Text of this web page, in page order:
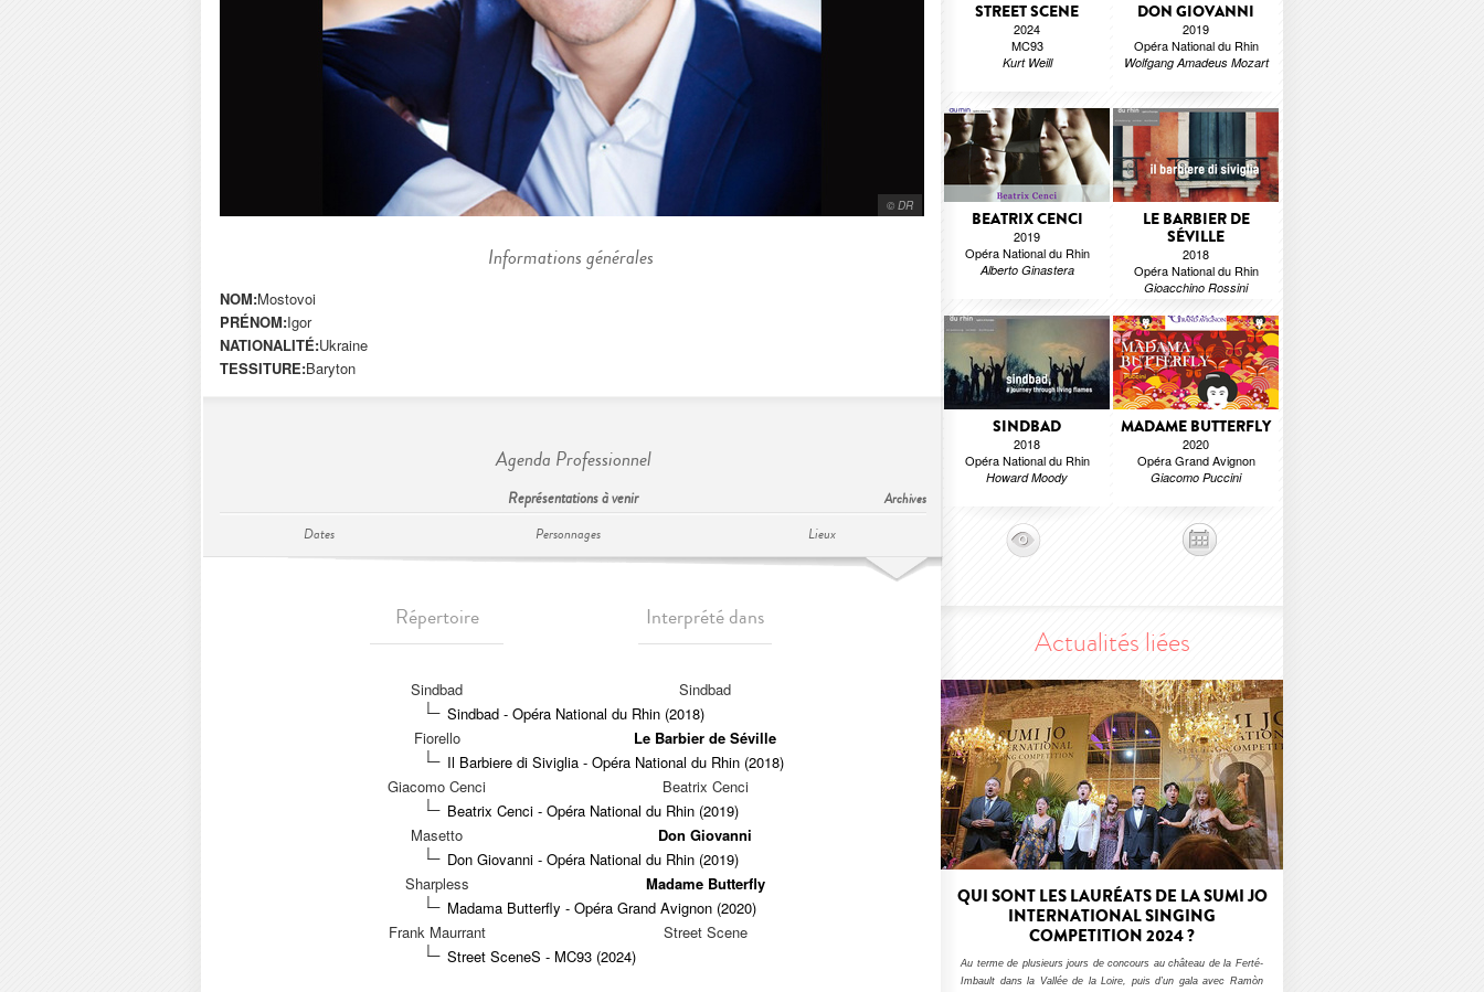
© DR
Informations générales
NOM:Mostovoi
PRÉNOM:Igor
NATIONALITÉ:Ukraine
TESSITURE:Baryton
Agenda Professionnel
Représentations à venir Archives
Dates Personnages Lieux
Répertoire Interprété dans
Sindbad
Sindbad
Sindbad - Opéra National du Rhin (2018)
Fiorello
Le Barbier de Séville
Il Barbiere di Siviglia - Opéra National du Rhin (2018)
Giacomo Cenci
Beatrix Cenci
Beatrix Cenci - Opéra National du Rhin (2019)
Masetto
Don Giovanni
Don Giovanni - Opéra National du Rhin (2019)
Sharpless
Madame Butterfly
Madama Butterfly - Opéra Grand Avignon (2020)
Frank Maurrant
Street Scene
Street SceneS - MC93 (2024)
STREET SCENE
2024
MC93
Kurt Weill
DON GIOVANNI
2019
Opéra National du Rhin
Wolfgang Amadeus Mozart
BEATRIX CENCI
2019
Opéra National du Rhin
Alberto Ginastera
LE BARBIER DE
SÉVILLE
2018
Opéra National du Rhin
Gioacchino Rossini
SINDBAD
2018
Opéra National du Rhin
Howard Moody
MADAME BUTTERFLY
2020
Opéra Grand Avignon
Giacomo Puccini
Actualités liées
QUI SONT LES LAURÉATS DE LA SUMI JO
INTERNATIONAL SINGING
COMPETITION 2024 ?
Au terme de plusieurs jours de concours au château de la Ferté-
Imbault dans la Vallée de la Loire, puis d’un gala avec Ramòn